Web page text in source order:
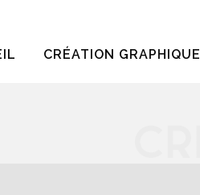
CRÉATION GRAPHIQUE